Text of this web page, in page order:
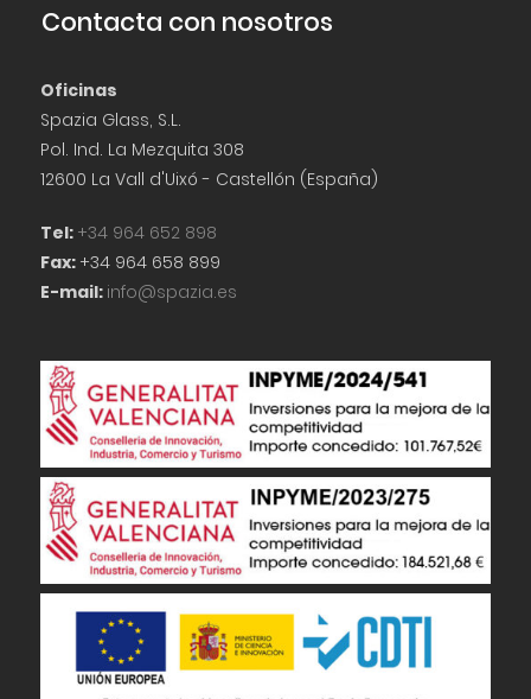
Contacta con nosotros
Oficinas
Spazia Glass, S.L.
Pol. Ind. La Mezquita 308
12600 La Vall d'Uixó - Castellón (España)
Tel: +34 964 652 898
Fax: +34 964 658 899
E-mail: info@spazia.es